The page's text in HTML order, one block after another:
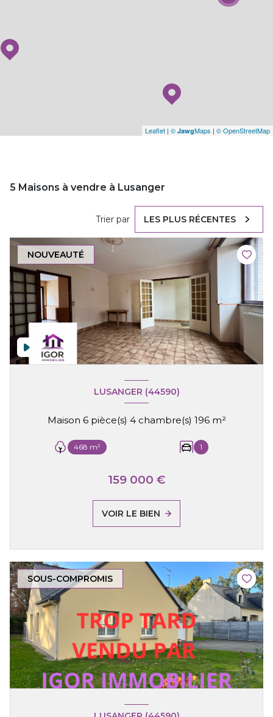
Leaflet | © JawgMaps | © OpenStreetMap
5 Maisons à vendre à Lusanger
Trier par LES PLUS RÉCENTES
NOUVEAUTÉ
LUSANGER (44590)
Maison 6 pièce(s) 4 chambre(s) 196 m²
468 m² 1
159 000 €
VOIR LE BIEN
SOUS-COMPROMIS